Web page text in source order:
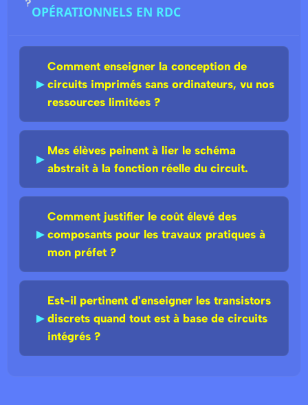
OPÉRATIONNELS EN RDC
►
Comment enseigner la conception de
circuits imprimés sans ordinateurs, vu nos
ressources limitées ?
►
Mes élèves peinent à lier le schéma
abstrait à la fonction réelle du circuit.
►
Comment justifier le coût élevé des
composants pour les travaux pratiques à
mon préfet ?
►
Est-il pertinent d'enseigner les transistors
discrets quand tout est à base de circuits
intégrés ?